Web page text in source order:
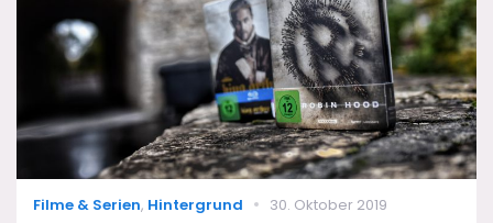
Categories
Filme & Serien, Hintergrund
Posted
30. Oktober 2019